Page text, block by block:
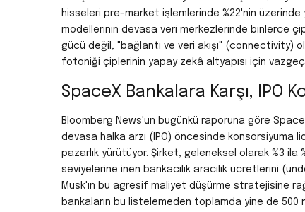
hisseleri pre-market işlemlerinde %22'nin
modellerinin devasa veri merkezlerinde binlerce
gücü değil, "bağlantı ve veri akışı" (connectivity)
fotoniği çiplerinin yapay zekâ altyapısı için
SpaceX Bankalara Karşı, IPO
Bloomberg News'un bugünkü raporuna göre
devasa halka arzı (IPO) öncesinde konsorsiyuma
pazarlık yürütüyor. Şirket, geleneksel olarak %3 ila
seviyelerine inen bankacılık aracılık ücretlerini
Musk'ın bu agresif maliyet düşürme stratejisine
bankaların bu listelemeden toplamda yine de 500